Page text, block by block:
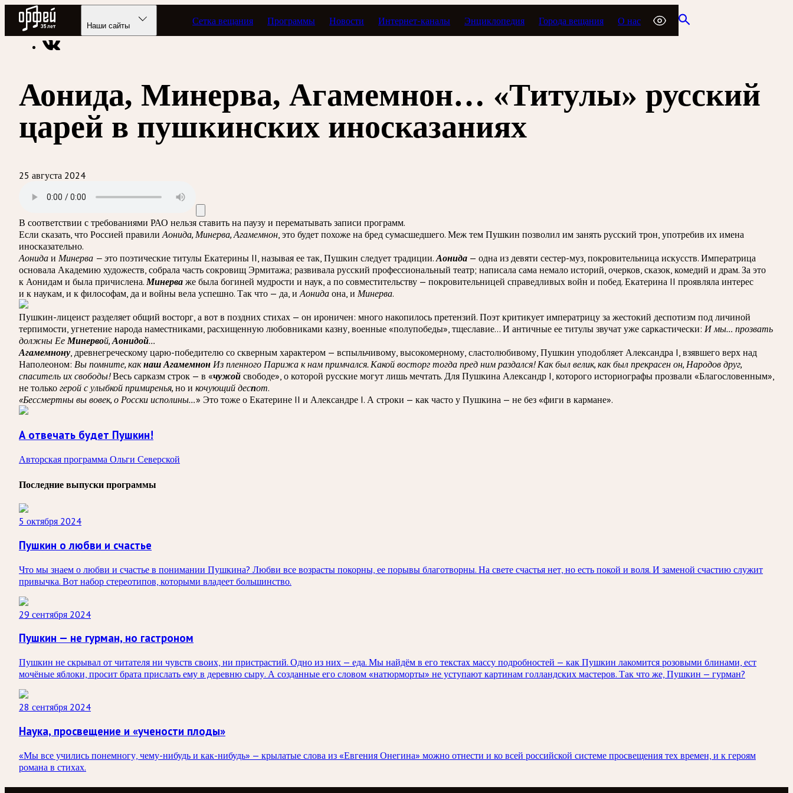
Радио Орфей
Наши сайты Сетка вещания Программы Новости Интернет-каналы Энциклопедия Города вещания О нас
Радио классической музыки «Орфей» Подкасты А отвечать будет Пушкин!
Аонида, Минерва, Агамемнон… «Титулы» русский
царей в пушкинских иносказаниях
25 августа 2024
В соответствии с требованиями РАО нельзя ставить на паузу и перематывать записи программ.
Если сказать, что Россией правили Аонида, Минерва, Агамемнон , это будет похоже на бред сумасшедшего. Меж тем Пушкин позволил им занять русский трон, употребив их имена
иносказательно.
Аонида и Минерва — это поэтические титулы Екатерины II, называя ее так, Пушкин следует традиции. Аонида — одна из девяти сестер-муз, покровительница искусств. Императрица
основала Академию художеств, собрала часть сокровищ Эрмитажа; развивала русский профессиональный театр; написала сама немало историй, очерков, сказок, комедий и драм. За это
к Аонидам и была причислена. Минерва же была богиней мудрости и наук, а по совместительству — покровительницей справедливых войн и побед. Екатерина II проявляла интерес
и к наукам, и к философам, да и войны вела успешно. Так что — да, и Аонида она, и Минерва.
Пушкин-лицеист разделяет общий восторг, а вот в поздних стихах — он ироничен: много накопилось претензий. Поэт критикует императрицу за жестокий деспотизм под личиной
терпимости, угнетение народа наместниками, расхищенную любовниками казну, военные «полупобеды», тщеславие… И античные ее титулы звучат уже саркастически: И мы… прозвать
должны Ее Минервой, Аонидой…
Агамемнону , древнегреческому царю-победителю со скверным характером — вспыльчивому, высокомерному, сластолюбивому, Пушкин уподобляет Александра I, взявшего верх над
Наполеоном: Вы помните, какнаш Агамемнон Из пленного Парижа к нам примчался. Какой восторг тогда пред ним раздался! Как был велик, как был прекрасен он, Народов друг,
спаситель их свободы!Весь сарказм строк — в «чужой свободе», о которой русские могут лишь мечтать. Для Пушкина Александр I, которого историографы прозвали «Благословенным»,
не только герой с улыбкой примиренья, но и кочующий деспот.
«Бессмертны вы вовек, о Росски исполины…» Это тоже о Екатерине II и Александре I. А строки — как часто у Пушкина — не без «фиги в кармане».
А отвечать будет Пушкин!
Авторская программа Ольги Северской
Последние выпуски программы
5 октября 2024
Пушкин о любви и счастье
Что мы знаем о любви и счастье в понимании Пушкина? Любви все возрасты покорны, ее порывы благотворны. На свете счастья нет, но есть покой и воля. И заменой счастию служит
привычка. Вот набор стереотипов, которыми владеет большинство.
29 сентября 2024
Пушкин — не гурман, но гастроном
Пушкин не скрывал от читателя ни чувств своих, ни пристрастий. Одно из них — еда. Мы найдём в его текстах массу подробностей — как Пушкин лакомится розовыми блинами, ест
мочёные яблоки, просит брата прислать ему в деревню сыру. А созданные его словом «натюрморты» не уступают картинам голландских мастеров. Так что же, Пушкин — гурман?
28 сентября 2024
Наука, просвещение и «учености плоды»
«Мы все учились понемногу, чему-нибудь и как-нибудь» — крылатые слова из «Евгения Онегина» можно отнести и ко всей российской системе просвещения тех времен, и к героям
романа в стихах.